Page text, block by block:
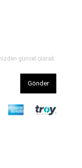
güncel olarak
Gönder